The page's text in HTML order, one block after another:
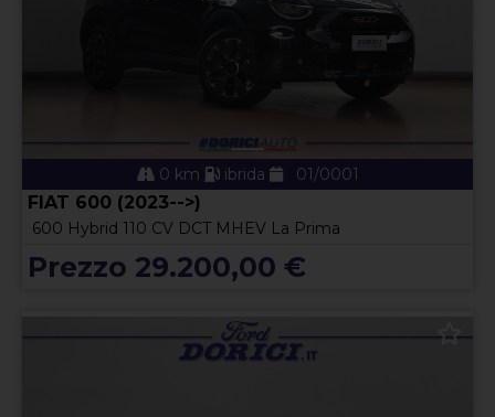
0 km ibrida 01/0001
FIAT 600 (2023-->)
600 Hybrid 110 CV DCT MHEV La Prima
Prezzo 29.200,00 €